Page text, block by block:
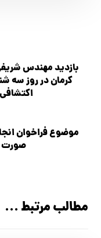
بازدید مهندس
موضوع فراخوان
صورت
مطالب مرتبط ...